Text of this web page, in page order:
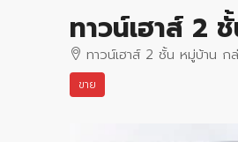
ทาวน์เฮาส์ 2
ทาวน์เฮาส์ 2 ชั้น หมู่บ้าน
ขาย